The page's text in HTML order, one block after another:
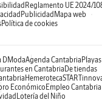
Reglamento UE 2024/
Publicidad Mapa web
Política de cookies
DModaAgenda Cantabria Playas
en Cantabria De tiendas
Hemeroteca
Económico Empleo Cantabria
Lotería del Niño